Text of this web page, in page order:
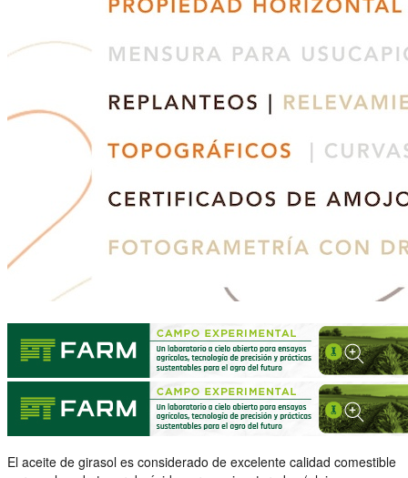
El aceite de girasol es considerado de excelente calidad comestible